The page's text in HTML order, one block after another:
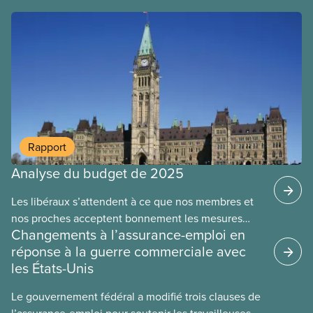
Rapport
Analyse du budget de 2025
Les libéraux s’attendent à ce que nos membres et
nos proches acceptent bonnement les mesures
d’austérité alors que les riches et les grandes
sociétés récoltent les faveurs des libéraux. Ce
budget entraînera la perte de 40 000 emplois dans
prochaines années. Faute du renouvellement de
Fiche d’information
Changements à l’assurance-emploi en
réponse à la guerre commerciale avec
les États-Unis
Le gouvernement fédéral a modifié trois clauses de